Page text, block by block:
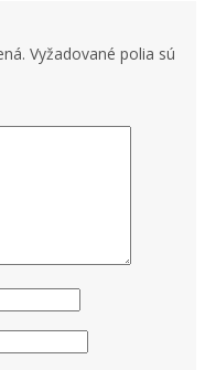
Vyžadované polia sú